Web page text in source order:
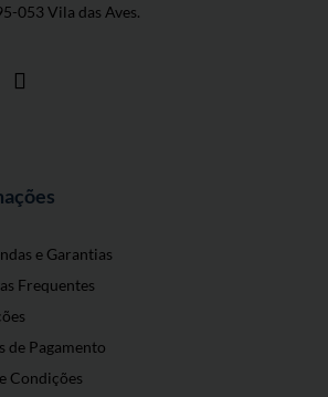
053 Vila das Aves.
e Garantias
Frequentes
de Pagamento
Condições